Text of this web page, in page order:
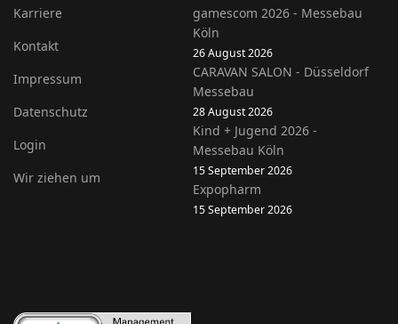
Karriere
Kontakt
Impressum
Datenschutz
Login
Wir ziehen um
gamescom 2026 - Messebau
Köln
26 August 2026
CARAVAN SALON - Düsseldorf
Messebau
28 August 2026
Kind + Jugend 2026 -
Messebau Köln
15 September 2026
Expopharm
15 September 2026